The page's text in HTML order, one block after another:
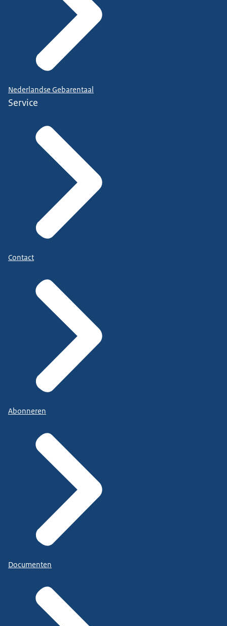
Nederlandse Gebarentaal
Service
Contact
Abonneren
Documenten